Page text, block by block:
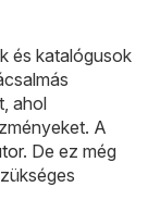
és katalógusok
ahol
A
. De ez még